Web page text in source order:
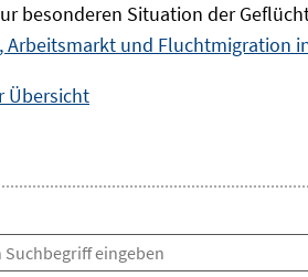
besonderen Situation der
Arbeitsmarkt und Fluchtmigration
Übersicht